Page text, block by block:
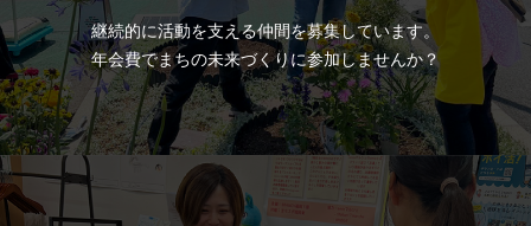
継続的に活動を支える仲間を募集しています。
年会費でまちの未来づくりに参加しませんか？